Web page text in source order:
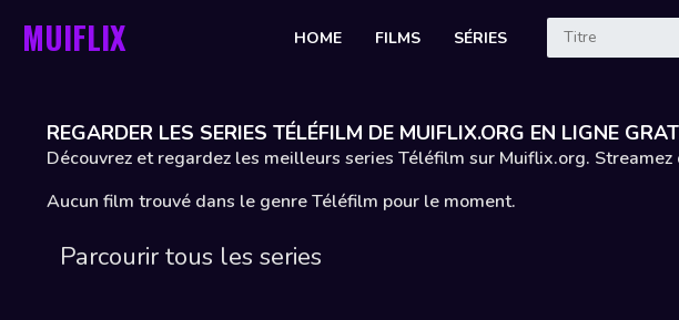
MUIFLIX HOME FILMS SÉRIES
REGARDER LES SERIES TÉLÉFILM DE MUIFLIX.ORG EN LIGNE
Découvrez et regardez les meilleurs series Téléfilm sur Muiflix.org.
Aucun film trouvé dans le genre Téléfilm pour le moment.
Parcourir tous les series